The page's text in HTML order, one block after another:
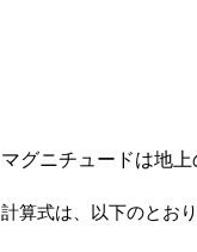
マグニチュードは地上
計算式は、以下のとおり